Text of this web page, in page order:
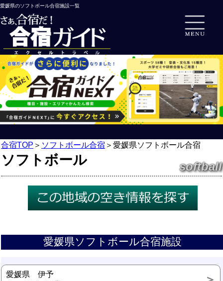
愛媛県のソフトボール合宿施設一覧
合宿TOP ＞ ソフトボール合宿 ＞ 愛媛県ソフトボール合宿
ソフトボール softball
愛媛県ソフトボール合宿施設
愛媛県 伊予